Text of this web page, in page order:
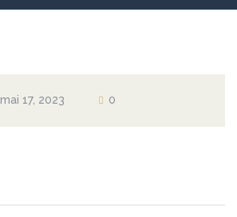
Contact
mai 17, 2023 0